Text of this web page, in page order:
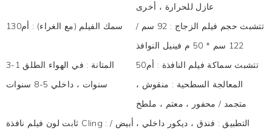
عازل للحرارة ، أخرى
سمك الفيلم (مع الغراء) : أم130 تتشبث حجم فيلم الزجاج :
92 سم /
122 سم * 50 م فينيل النوافذ
المتانة :
في الهواء الطلق 1-3
سنوات ، داخلي 5-8 سنوات
تتشبث سماكة فيلم النافذة : أم50
المعالجة السطحية : منقوش ،
متجمد / محفور ، معتم ، ملطخ
ثابت لون فيلم نافذة Cling :أبيض /
التطبيق : فندق ، ديكور داخلي ،